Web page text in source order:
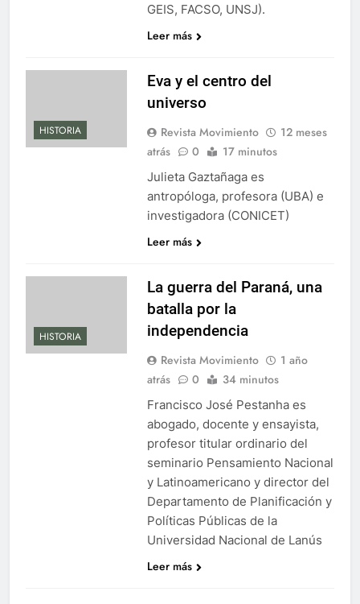
GEIS, FACSO, UNSJ).
Leer más
HISTORIA
Eva y el centro del
universo
Revista Movimiento
12 meses
atrás
0 17 minutos
Julieta Gaztañaga es
antropóloga, profesora (UBA) e
investigadora (CONICET)
Leer más
HISTORIA
La guerra del Paraná, una
batalla por la
independencia
Revista Movimiento
1 año
atrás
0 34 minutos
Francisco José Pestanha es
abogado, docente y ensayista,
profesor titular ordinario del
seminario Pensamiento Nacional
y Latinoamericano y director del
Departamento de Planificación y
Políticas Públicas de la
Universidad Nacional de Lanús
Leer más